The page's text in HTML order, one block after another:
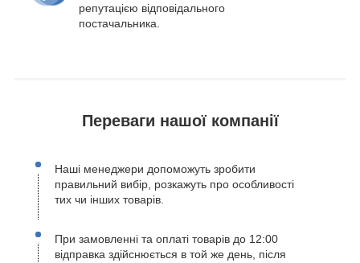
репутацією відповідального
постачальника.
Переваги нашої компанії
Наші менеджери допоможуть зробити
правильний вибір, розкажуть про особливості
тих чи інших товарів.
При замовленні та оплаті товарів до 12:00
відправка здійснюється в той же день, після